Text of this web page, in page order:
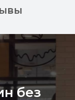
без